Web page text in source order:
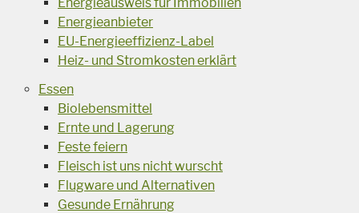
Energieanbieter
EU-Energieeffizienz-Label
Heiz- und Stromkosten erklärt
Essen
Biolebensmittel
Ernte und Lagerung
Feste feiern
Fleisch ist uns nicht wurscht
Flugware und Alternativen
Gesunde Ernährung